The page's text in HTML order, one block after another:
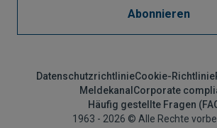
Abonnieren
DatenschutzrichtlinieCookie-Richtlinie
Meldekanal Corporate
Häufig gestellte Fragen
1963 - 2026 © Alle Rechte